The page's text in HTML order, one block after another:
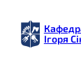
Ігоря